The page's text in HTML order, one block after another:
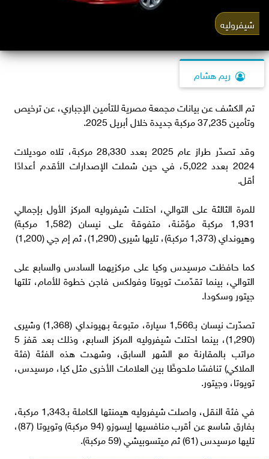
شيفروليه
ريم هشام
تم الكشف عن بيانات مجمعة مصرية للتأمين الإجباري، عن ترخيص
وتأمين 37,235 مركبة جديدة خلال أبريل 2025.
وقد تصدّر طراز عام 2025 بعدد 28,330 مركبة، تلاه موديلات
2024 بعدد 5,022، في حين شملت الإصدارات الأقدم أعدادًا
أقل.
للمرة الثالثة على التوالي، احتلت شيفروليه المركز الأول بإجمالي
1,931 مركبة مؤمّنة، متفوقة على نيسان (1,582 مركبة)
وهيونداي (1,373 مركبة)، تليها شيرى (1,290)، ثم إم جي (1,200)
كما حافظت مرسيدس وكيا على مركزيهما السادس والسابع على
التوالي، بينما تقدّمت تويوتا وفولكس فاجن خطوة للأمام، تلتها
جيتور وسكودا.
تصدّرت نيسان بـ1,566 سيارة، متبوعة بـهيونداي (1,368) وشيرى
(1,290)، بينما احتلت شيفروليه المركز السابع، وذلك بعد قفز 5
مراتب بالمقارنة مع الشهر السابق، وشهدت هذه الفئة (فئة
الملاكي) تنافسًا ملحوظًا بين العلامات الأخرى مثل كيا، مرسيدس،
تويوتا، وجيتور.
في فئة النقل، واصلت شيفروليه هيمنتها الكاملة بـ1,343 مركبة،
بفارق شاسع عن أقرب منافسيها إيسوزو (94 مركبة) وتويوتا (87)،
تليها مرسيدس (61) ثم ميتسوبيشي (59 مركبة).